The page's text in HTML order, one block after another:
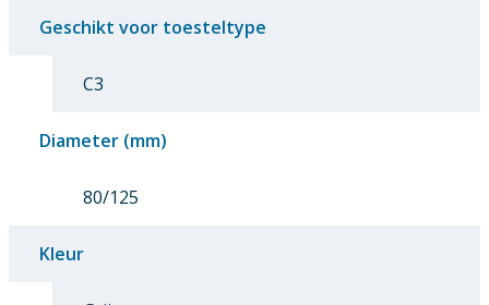
Geschikt voor toesteltype
C3
Diameter (mm)
80/125
Kleur